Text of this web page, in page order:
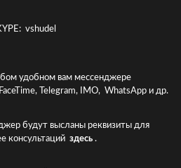
vshudel
удобном вам мессенджере
Telegram, IMO, WhatsApp и др.
будут высланы реквизиты для
консультаций здесь .